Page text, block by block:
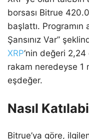
borsası Bitrue
başlattı. Programın
Şansınız Var”
XRP‘nin değeri
rakam neredeyse 1
eşdeğer.
Nasıl
Bitrue’ya göre,